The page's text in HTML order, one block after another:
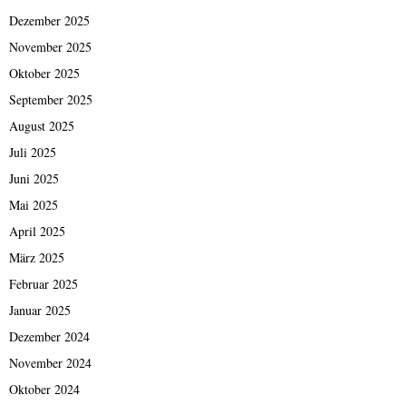
Dezember 2025
November 2025
Oktober 2025
September 2025
August 2025
Juli 2025
Juni 2025
Mai 2025
April 2025
März 2025
Februar 2025
Januar 2025
Dezember 2024
November 2024
Oktober 2024